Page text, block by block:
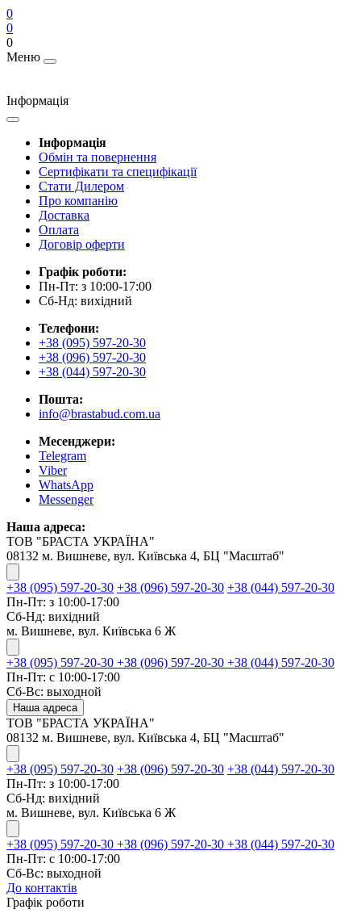
0
0
0
Меню
Інформація
Інформація
Обмін та повернення
Сертифікати та специфікації
Стати Дилером
Про компанію
Доставка
Оплата
Договір оферти
Графік роботи:
Пн-Пт: з 10:00-17:00
Сб-Нд: вихідний
Телефони:
+38 (095) 597-20-30
+38 (096) 597-20-30
+38 (044) 597-20-30
Пошта:
info@brastabud.com.ua
Месенджери:
Telegram
Viber
WhatsApp
Messenger
Наша адреса:
ТОВ "БРАСТА УКРАЇНА"
08132 м. Вишневе, вул. Київська 4, БЦ "Масштаб"
+38 (095) 597-20-30 +38 (096) 597-20-30 +38 (044) 597-20-30
Пн-Пт: з 10:00-17:00
Сб-Нд: вихідний
м. Вишневе, вул. Київська 6 Ж
+38 (095) 597-20-30 +38 (096) 597-20-30 +38 (044) 597-20-30
Пн-Пт: с 10:00-17:00
Сб-Вс: выходной
Наша адреса
ТОВ "БРАСТА УКРАЇНА"
08132 м. Вишневе, вул. Київська 4, БЦ "Масштаб"
+38 (095) 597-20-30 +38 (096) 597-20-30 +38 (044) 597-20-30
Пн-Пт: з 10:00-17:00
Сб-Нд: вихідний
м. Вишневе, вул. Київська 6 Ж
+38 (095) 597-20-30 +38 (096) 597-20-30 +38 (044) 597-20-30
Пн-Пт: с 10:00-17:00
Сб-Вс: выходной
До контактів
Графік роботи